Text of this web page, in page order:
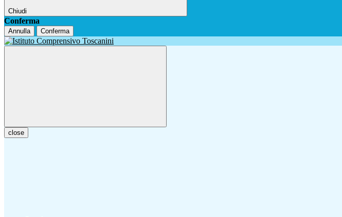
Chiudi
Conferma
Annulla Conferma
close